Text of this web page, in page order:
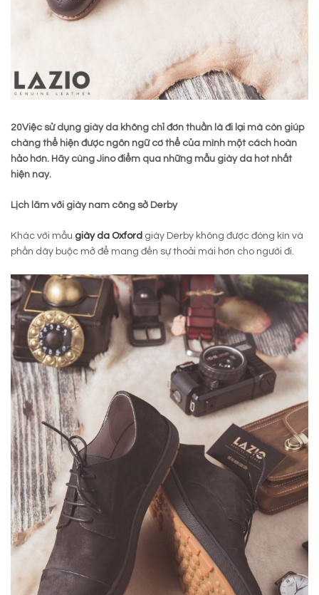
20Việc sử dụng giày da không chỉ đơn thuần là đi lại mà còn giúp
chàng thể hiện được ngôn ngữ cơ thể của mình một cách hoàn
hảo hơn. Hãy cùng Jino điểm qua những mẫu giày da hot nhất
hiện nay.
Lịch lãm với giày nam công sở Derby
Khác với mẫu giày da Oxford giày Derby không được đóng kín và
phần dây buộc mở để mang đến sự thoải mái hơn cho người đi.